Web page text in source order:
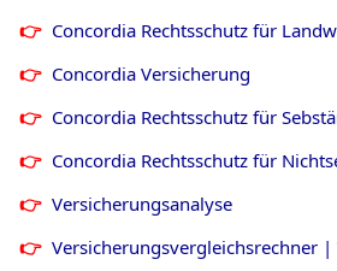
Concordia Rechtsschutz für
Concordia Versicherung
Concordia Rechtsschutz für
Concordia Rechtsschutz für
Versicherungsanalyse
Versicherungsvergleichsrechner